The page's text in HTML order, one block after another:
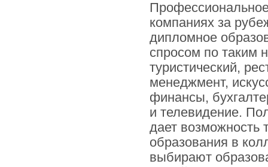
компаниях за
дипломное
спросом по таким
туристический,
менеджмент,
финансы,
и телевидение.
дает возможность
образования в
выбирают